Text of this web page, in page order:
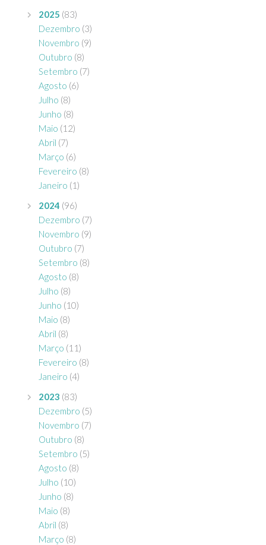
2025 (83)
Dezembro (3)
Novembro (9)
Outubro (8)
Setembro (7)
Agosto (6)
Julho (8)
Junho (8)
Maio (12)
Abril (7)
Março (6)
Fevereiro (8)
Janeiro (1)
2024 (96)
Dezembro (7)
Novembro (9)
Outubro (7)
Setembro (8)
Agosto (8)
Julho (8)
Junho (10)
Maio (8)
Abril (8)
Março (11)
Fevereiro (8)
Janeiro (4)
2023 (83)
Dezembro (5)
Novembro (7)
Outubro (8)
Setembro (5)
Agosto (8)
Julho (10)
Junho (8)
Maio (8)
Abril (8)
Março (8)